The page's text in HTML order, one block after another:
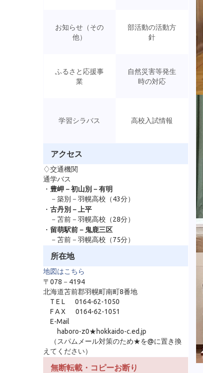
お知らせ（その
他）
部活動の活動方
針
ふるさと応援事
業
自然災害等発生
時の対応
学習シラバス 高校入試情報
アクセス
♢交通機関
通学バス
・ 豊岬－初山別－有明
－築別－羽幌高校（43分）
・ 古丹別－上平
－苫前－羽幌高校（28分）
・ 留萌駅前－鬼鹿三区
－苫前－羽幌高校（75分）
所在地
地図はこちら
〒078－4194
北海道苫前郡羽幌町南町8番地
T E L 0164-62-1050
F A X 0164-62-1051
E-Mail
haboro-z0★hokkaido-c.ed.jp
（スパムメール対策のため★を@に置き換
えてください）
無断転載・コピーお断り